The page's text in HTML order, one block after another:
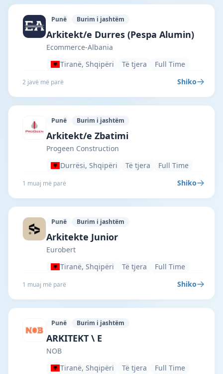
Punë Burim i jashtëm
Ecommerce-Albania · Tiranë · #7624 —
Arkitekt/e Durres (Pespa Alumin)
Ecommerce-Albania
Tiranë, Shqipëri
Të tjera Full Time
2 javë më parë Shiko
Punë Burim i jashtëm
Progeen Construction · Durrësi · #6736
Arkitekt/e Zbatimi
Progeen Construction
Durrësi, Shqipëri
Të tjera Full Time
1 muaj më parë Shiko
Punë Burim i jashtëm
Eurobert · Tiranë · #6608 —
Arkitekte Junior
Eurobert
Tiranë, Shqipëri
Të tjera Full Time
1 muaj më parë Shiko
Punë Burim i jashtëm
NOB · Tiranë · #6605 —
ARKITEKT \ E
NOB
Tiranë, Shqipëri
Të tjera Full Time